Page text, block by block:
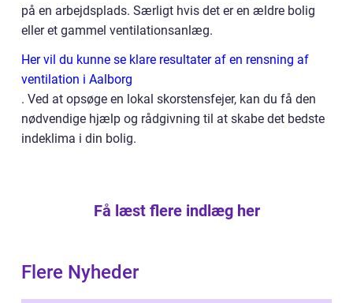
på en arbejdsplads. Særligt hvis det er en ældre bolig
eller et gammel ventilationsanlæg.
Her vil du kunne se klare resultater af en rensning af
ventilation i Aalborg
. Ved at opsøge en lokal skorstensfejer, kan du få den
nødvendige hjælp og rådgivning til at skabe det bedste
indeklima i din bolig.
Få læst flere indlæg her
Flere Nyheder